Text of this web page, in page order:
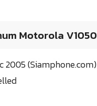
Motorola V1050
2005 (Siamphone.com)